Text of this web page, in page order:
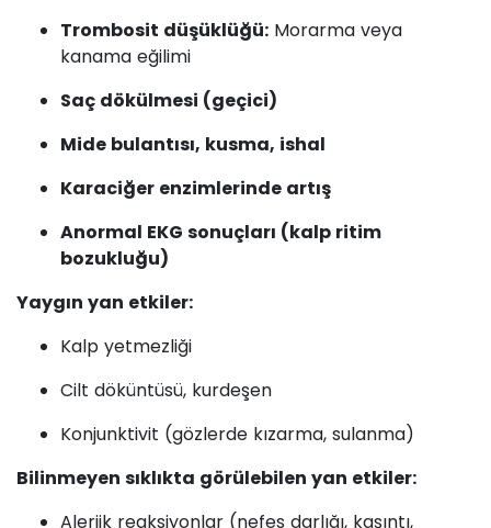
Trombosit düşüklüğü: Morarma veya
kanama eğilimi
Saç dökülmesi (geçici)
Mide bulantısı, kusma, ishal
Karaciğer enzimlerinde artış
Anormal EKG sonuçları (kalp ritim
bozukluğu)
Yaygın yan etkiler:
Kalp yetmezliği
Cilt döküntüsü, kurdeşen
Konjunktivit (gözlerde kızarma, sulanma)
Bilinmeyen sıklıkta görülebilen yan etkiler:
Alerjik reaksiyonlar (nefes darlığı, kaşıntı,